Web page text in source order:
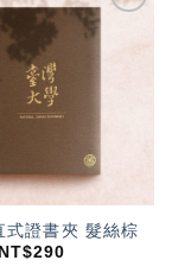
式證書夾 髮絲棕
NT$290